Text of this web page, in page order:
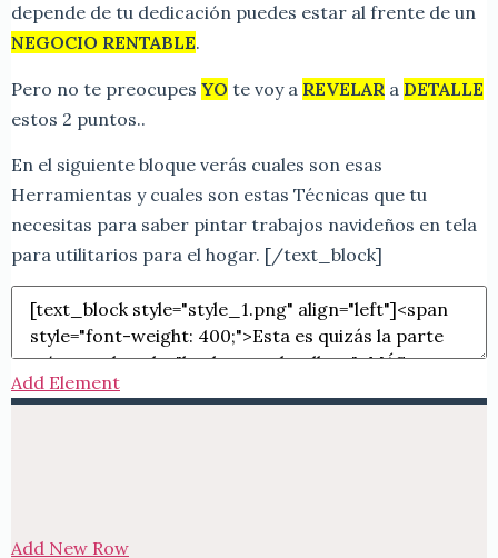
depende de tu dedicación puedes estar al frente de un
NEGOCIO RENTABLE.
Pero no te preocupes YO te voy a REVELAR a DETALLE
estos 2 puntos..
En el siguiente bloque verás cuales son esas
Herramientas y cuales son estas Técnicas que tu
necesitas para saber pintar trabajos navideños en tela
para utilitarios para el hogar. [/text_block]
Add Element
Add New Row